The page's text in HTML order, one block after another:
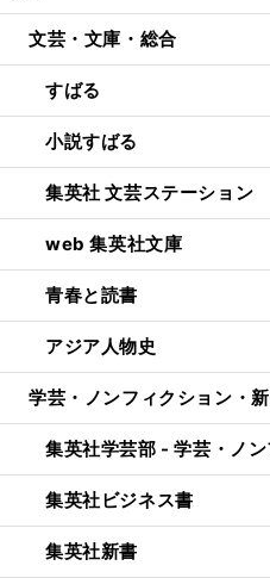
文芸・文庫・総合
すばる
小説すばる
集英社 文芸ステーション
web 集英社文庫
青春と読書
アジア人物史
学芸・ノンフィクション・
集英社学芸部 - 学芸・ノ
集英社ビジネス書
集英社新書